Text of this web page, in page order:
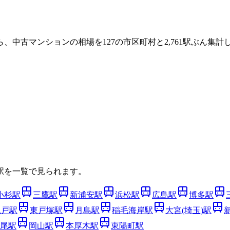
、中古マンションの相場を127の市区町村と 2,761駅ぶん集計
一覧で見られます。
杉駅 三鷹駅 新浦安駅 浜松駅 広島駅 博多駅
駅 東戸塚駅 月島駅 稲毛海岸駅 大宮(埼玉)駅
駅 岡山駅 本厚木駅 東陽町駅